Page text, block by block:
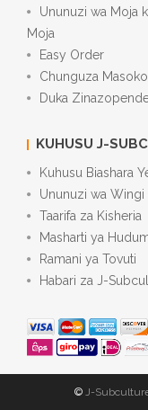
Ununuzi wa Moja
Moja
Easy Order
Chunguza Masoko
Duka
KUHUSU J-
Kuhusu Biashara
Ununuzi wa Wingi
Taarifa za Kisheria
Masharti ya
Ramani ya Tovuti
Habari za J-
© J-